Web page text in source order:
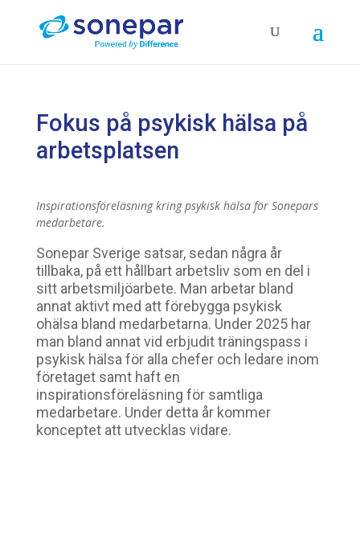
Fokus på psykisk hälsa på
arbetsplatsen
Inspirationsföreläsning kring psykisk hälsa för Sonepars
medarbetare.
Sonepar Sverige satsar, sedan några år
tillbaka, på ett hållbart arbetsliv som en del i
sitt arbetsmiljöarbete. Man arbetar bland
annat aktivt med att förebygga psykisk
ohälsa bland medarbetarna. Under 2025 har
man bland annat vid erbjudit träningspass i
psykisk hälsa för alla chefer och ledare inom
företaget samt haft en
inspirationsföreläsning för samtliga
medarbetare. Under detta år kommer
konceptet att utvecklas vidare.